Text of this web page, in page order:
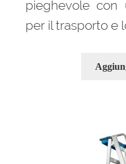
pieghevole con
per il trasporto e